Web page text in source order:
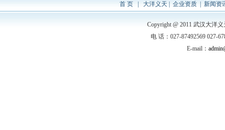
首 页 大洋义天 | 企业资质 新闻资
Copyright @ 2011 武汉大洋
电 话：027-87492569 027-
E-mail：